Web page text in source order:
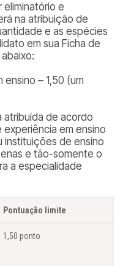
eliminatório e
na atribuição de
e as espécies
em sua Ficha de
– 1,50 (um
de acordo
em ensino
instituições de ensino
e tão-somente o
a especialidade
Pontuação limite
1,50 ponto